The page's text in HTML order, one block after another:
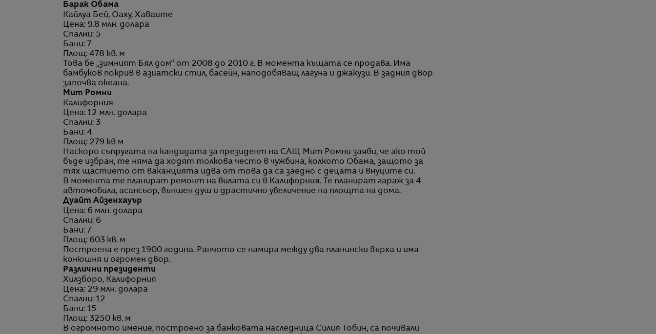
Барак Обама
Кайлуа Бей, Оаху, Хаваите
Цена: 9.8 млн. долара
Спални: 5
Бани: 7
Площ: 478 кв. м
Това бе „зимният Бял дом“ от 2008 до 2010 г. В момента къщата се продава. Има
бамбуков покрив в азиатски стил, басейн, наподобяващ лагуна и джакузи. В задния двор
започва океана.
Мит Ромни
Калифорния
Цена: 12 млн. долара
Спални: 3
Бани: 4
Площ: 279 кв м
Наскоро съпругата на кандидата за президент на САЩ Мит Ромни заяви, че ако той
бъде избран, те няма да ходят толкова често в чужбина, колкото Обама, защото за
тях щастието от ваканцията идва от това да са заедно с децата и внуците си.
В момента те планират ремонт на вилата си в Калифорния. Те планират гараж за 4
автомобила, асансьор, външен душ и драстично увеличение на площта на дома.
Дуайт Айзенхауър
Цена: 6 млн. долара
Спални: 6
Бани: 7
Площ: 603 кв. м
Построена е през 1900 година. Ранчото се намира между два планински върха и има
конюшня и огромен двор.
Различни президенти
Хилзборо, Калифорния
Цена: 29 млн. долара
Спални: 12
Бани: 15
Площ: 3250 кв. м
В огромното имение, построено за банковата наследница Силия Тобин, са почивали